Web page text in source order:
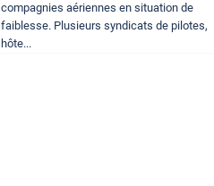
compagnies aériennes en situation de
faiblesse. Plusieurs syndicats de pilotes,
hôte...